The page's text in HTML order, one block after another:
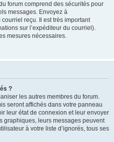
forum comprend des sécurités pour
messages. Envoyez à
reçu. Il est très important
sur l’expéditeur du courriel).
mesures nécessaires.
?
les autres membres du forum.
seront affichés dans votre panneau
leur état de connexion et leur envoyer
graphiques, leurs messages peuvent
à votre liste d’ignorés, tous ses